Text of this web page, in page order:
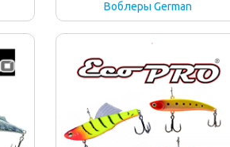
Воблеры German